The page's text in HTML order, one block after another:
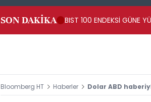
SON DAKİKA BIST 100 ENDEKSİ GÜNE
Bloomberg HT Haberler Dolar ABD